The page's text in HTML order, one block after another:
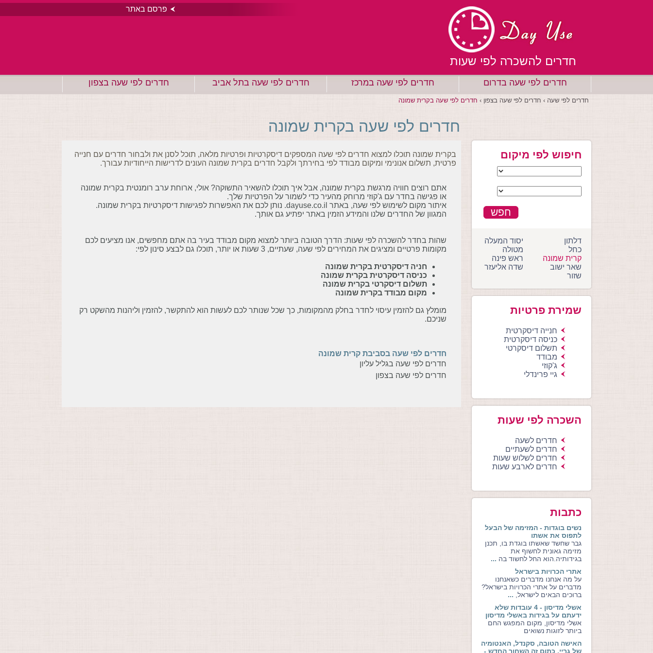
פרסם באתר
חדרים להשכרה לפי שעות
חדרים לפי שעה בדרום חדרים לפי שעה במרכז חדרים לפי שעה בתל אביב חדרים לפי שעה בצפון
חדרים לפי שעה › חדרים לפי שעה בצפון › חדרים לפי שעה בקרית שמונה
חדרים לפי שעה בקרית שמונה
בקרית שמונה תוכלו למצוא חדרים לפי שעה המספקים דיסקרטיות ופרטיות מלאה, תוכל לסנן את ולבחור חדרים עם חנייה
פרטית, תשלום אנונימי ומיקום מבודד לפי בחירתך ולקבל חדרים בקרית שמונה העונים לדרישות הייחודיות עבורך.
אתם רוצים חוויה מרגשת בקרית שמונה, אבל איך תוכלו להשאיר התשוקה? אולי, ארוחת ערב רומנטית בקרית שמונה
או פגישה בחדר עם ג'קוזי מרוחק מהעיר כדי לשמור על הפרטיות שלך.
איתור מקום לשימוש לפי שעה, באתר dayuse.co.il. נותן לכם את האפשרות לפגישות דיסקרטיות בקרית שמונה.
המגוון של החדרים שלנו והמידע הזמין באתר יפתיע גם אותך.
שהות בחדר להשכרה לפי שעות: הדרך הטובה ביותר למצוא מקום מבודד בעיר בה אתם מחפשים, אנו מציעים לכם
מקומות פרטיים ומציגים את המחירים לפי שעה, שעתיים, 3 שעות או יותר, תוכלו גם לבצע סינון לפי:
חניה דיסקרטית בקרית שמונה
כניסה דיסקרטית בקרית שמונה
תשלום דיסקרטי בקרית שמונה
מקום מבודד בקרית שמונה
מומלץ גם להזמין עיסוי לחדר בחלק מהמקומות, כך שכל שנותר לכם לעשות הוא להתקשר, להזמין וליהנות מהשקט רק
שניכם.
חדרים לפי שעה בסביבת קרית שמונה
חדרים לפי שעה בגליל עליון
חדרים לפי שעה בצפון
חיפוש לפי מיקום
חפש
דלתון
כחל
קרית שמונה
שאר ישוב
שזור
יסוד המעלה
מטולה
ראש פינה
שדה אליעזר
שמירת פרטיות
חנייה דיסקרטית
כניסה דיסקרטית
תשלום דיסקרטי
מבודד
ג'קוזי
גיי פרינדלי
השכרה לפי שעות
חדרים לשעה
חדרים לשעתיים
חדרים לשלוש שעות
חדרים לארבע שעות
כתבות
נשים בוגדות - המזימה של הבעל
לתפוס את אשתו
גבר שחשד שאשתו בוגדת בו, תכנן
מזימה גאונית לחשוף את
בגידותיה.הוא החל לחשוד בה ...
אתרי הכרויות בישראל
על מה אנחנו מדברים כשאנחנו
מדברים על אתרי הכרויות בישראל?
ברוכים הבאים לישראל, ...
אשלי מדיסון - 4 עובדות שלא
ידעתם על בגידות באשלי מדיסון
אשלי מדיסון, מקום המפגש החם
ביותר לזוגות נשואים
האישה הטובה, סקנדל, האנטומיה
של גריי, כתום זה השחור החדש -